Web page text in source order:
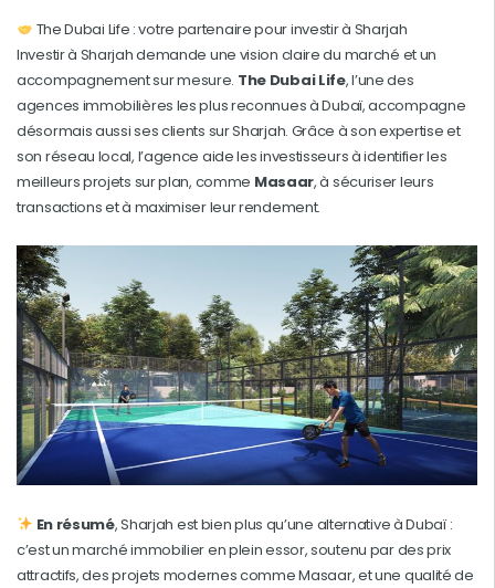
The Dubai Life : votre partenaire pour investir à Sharjah
Investir à Sharjah demande une vision claire du marché et un
accompagnement sur mesure. The Dubai Life, l’une des
agences immobilières les plus reconnues à Dubaï, accompagne
désormais aussi ses clients sur Sharjah. Grâce à son expertise et
son réseau local, l’agence aide les investisseurs à identifier les
meilleurs projets sur plan, comme Masaar, à sécuriser leurs
transactions et à maximiser leur rendement.
En résumé, Sharjah est bien plus qu’une alternative à Dubaï :
c’est un marché immobilier en plein essor, soutenu par des prix
attractifs, des projets modernes comme Masaar, et une qualité de